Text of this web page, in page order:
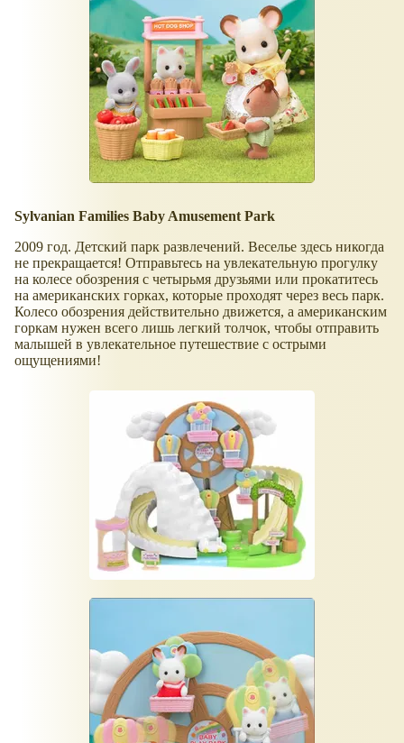
Sylvanian Families Baby Amusement Park
2009 год. Детский парк развлечений. Веселье здесь никогда
не прекращается! Отправьтесь на увлекательную прогулку
на колесе обозрения с четырьмя друзьями или прокатитесь
на американских горках, которые проходят через весь парк.
Колесо обозрения действительно движется, а американским
горкам нужен всего лишь легкий толчок, чтобы отправить
малышей в увлекательное путешествие с острыми
ощущениями!